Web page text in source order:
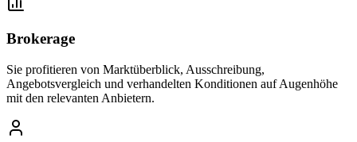
Brokerage
Sie profitieren von Marktüberblick, Ausschreibung,
Angebotsvergleich und verhandelten Konditionen auf Augenhöhe
mit den relevanten Anbietern.